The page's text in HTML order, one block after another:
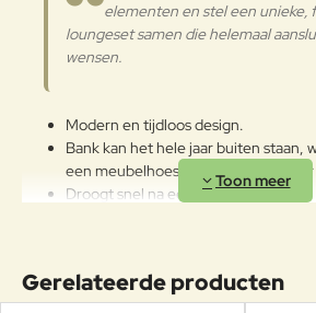
elementen en stel een unieke,
loungeset samen die helemaal
wensen.
Modern en tijdloos design.
Bank kan het hele jaar buiten staan,
een meubelhoes aan, neem
Droogt snel na een regenbui.
en 72cm hoog.
De zithoogte is 38cm.
Gerelateerde producten